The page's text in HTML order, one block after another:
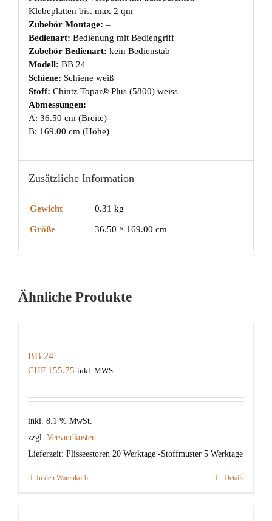
Klebeplatten bis. max 2 qm
Zubehör Montage: –
Bedienart: Bedienung mit Bediengriff
Zubehör Bedienart: kein Bedienstab
Modell: BB 24
Schiene: Schiene weiß
Stoff: Chintz Topar® Plus (5800) weiss
Abmessungen:
A: 36.50 cm (Breite)
B: 169.00 cm (Höhe)
Zusätzliche Information
Gewicht 0.31 kg
Größe 36.50 × 169.00 cm
Ähnliche Produkte
BB 24
CHF 155.75 inkl. MWSt.
inkl. 8.1 % MwSt.
zzgl. Versandkosten
Lieferzeit: Plisseestoren 20 Werktage -Stoffmuster 5 Werktage
In den Warenkorb Details